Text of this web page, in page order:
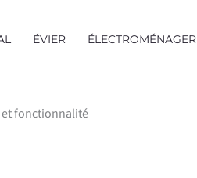
ÉVIER ÉLECTROMÉNAGER
et fonctionnalité